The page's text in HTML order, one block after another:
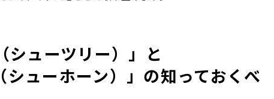
シューツリー）」と
シューホーン）」の知っておくべ